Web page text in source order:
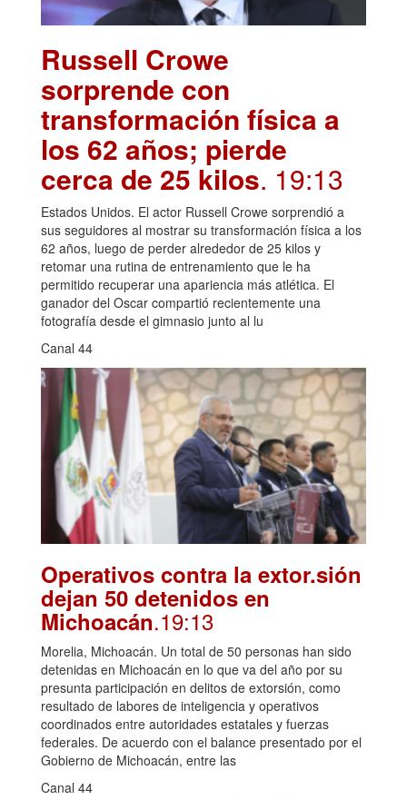
Russell Crowe
sorprende con
transformación física a
los 62 años; pierde
cerca de 25 kilos. 19:13
Estados Unidos. El actor Russell Crowe sorprendió a
sus seguidores al mostrar su transformación física a los
62 años, luego de perder alrededor de 25 kilos y
retomar una rutina de entrenamiento que le ha
permitido recuperar una apariencia más atlética. El
ganador del Oscar compartió recientemente una
fotografía desde el gimnasio junto al lu
Canal 44
Operativos contra la extor.sión
dejan 50 detenidos en
Michoacán.19:13
Morelia, Michoacán. Un total de 50 personas han sido
detenidas en Michoacán en lo que va del año por su
presunta participación en delitos de extorsión, como
resultado de labores de inteligencia y operativos
coordinados entre autoridades estatales y fuerzas
federales. De acuerdo con el balance presentado por el
Gobierno de Michoacán, entre las
Canal 44